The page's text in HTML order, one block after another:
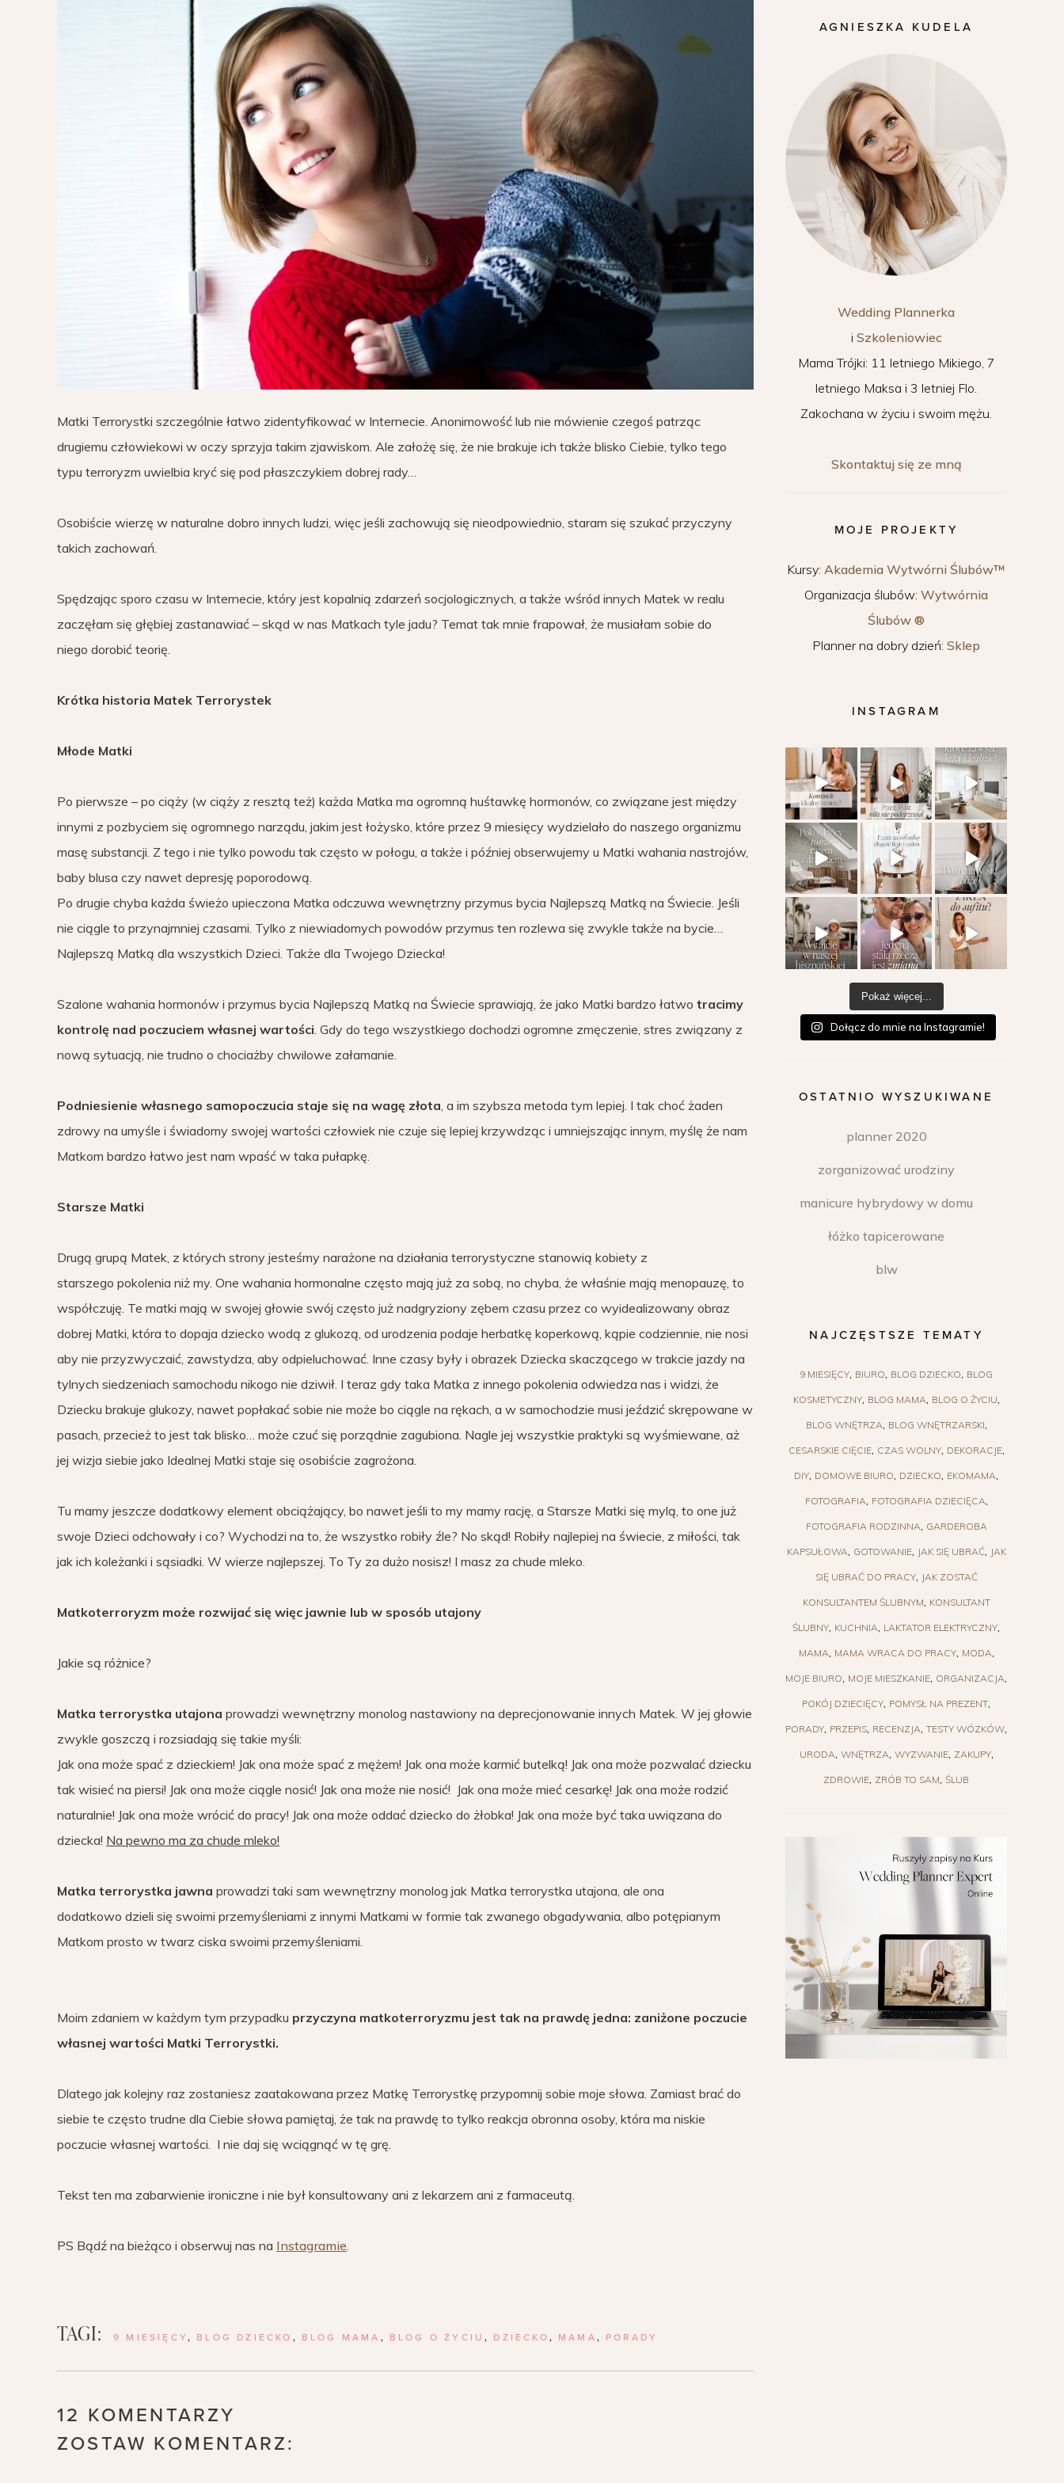
POMYSŁ NA BIZNESOGRÓD NA CO DZIEŃMODA DZIECIĘCA
POKÓJ DZIECIĘCY
PORADY DLA RODZICÓW
ROZSZERZANIE DIETY
WÓZKI DZIECIĘCE
WAKACJE Z DZIEĆMI
WYPRAWKA
ROZWÓJ OSOBISTY
URODA
ZDROWIE
Matki Terrorystki szczególnie łatwo zidentyfikować w Internecie. Anonimowość lub nie mówienie czegoś patrząc
drugiemu człowiekowi w oczy sprzyja takim zjawiskom. Ale założę się, że nie brakuje ich także blisko Ciebie, tylko tego
typu terroryzm uwielbia kryć się pod płaszczykiem dobrej rady…
Osobiście wierzę w naturalne dobro innych ludzi, więc jeśli zachowują się nieodpowiednio, staram się szukać przyczyny
takich zachowań.
Spędzając sporo czasu w Internecie, który jest kopalnią zdarzeń socjologicznych, a także wśród innych Matek w realu
zaczęłam się głębiej zastanawiać – skąd w nas Matkach tyle jadu? Temat tak mnie frapował, że musiałam sobie do
niego dorobić teorię.
Krótka historia Matek Terrorystek
Młode Matki
Po pierwsze – po ciąży (w ciąży z resztą też) każda Matka ma ogromną huśtawkę hormonów, co związane jest między
innymi z pozbyciem się ogromnego narządu, jakim jest łożysko, które przez 9 miesięcy wydzielało do naszego organizmu
masę substancji. Z tego i nie tylko powodu tak często w połogu, a także i później obserwujemy u Matki wahania nastrojów,
baby blusa czy nawet depresję poporodową.
Po drugie chyba każda świeżo upieczona Matka odczuwa wewnętrzny przymus bycia Najlepszą Matką na Świecie. Jeśli
nie ciągle to przynajmniej czasami. Tylko z niewiadomych powodów przymus ten rozlewa się zwykle także na bycie…
Najlepszą Matką dla wszystkich Dzieci. Także dla Twojego Dziecka!
Szalone wahania hormonów i przymus bycia Najlepszą Matką na Świecie sprawiają, że jako Matki bardzo łatwo tracimy
kontrolę nad poczuciem własnej wartości . Gdy do tego wszystkiego dochodzi ogromne zmęczenie, stres związany z
nową sytuacją, nie trudno o chociażby chwilowe załamanie.
Podniesienie własnego samopoczucia staje się na wagę złota , a im szybsza metoda tym lepiej. I tak choć żaden
zdrowy na umyśle i świadomy swojej wartości człowiek nie czuje się lepiej krzywdząc i umniejszając innym, myślę że nam
Matkom bardzo łatwo jest nam wpaść w taka pułapkę.
Starsze Matki
Drugą grupą Matek, z których strony jesteśmy narażone na działania terrorystyczne stanowią kobiety z
starszego pokolenia niż my. One wahania hormonalne często mają już za sobą, no chyba, że właśnie mają menopauzę, to
współczuję. Te matki mają w swojej głowie swój często już nadgryziony zębem czasu przez co wyidealizowany obraz
dobrej Matki, która to dopaja dziecko wodą z glukozą, od urodzenia podaje herbatkę koperkową, kąpie codziennie, nie nosi
aby nie przyzwyczaić, zawstydza, aby odpieluchować. Inne czasy były i obrazek Dziecka skaczącego w trakcie jazdy na
tylnych siedzeniach samochodu nikogo nie dziwił. I teraz gdy taka Matka z innego pokolenia odwiedza nas i widzi, że
Dziecku brakuje glukozy, nawet popłakać sobie nie może bo ciągle na rękach, a w samochodzie musi jeździć skrępowane w
pasach, przecież to jest tak blisko… może czuć się porządnie zagubiona. Nagle jej wszystkie praktyki są wyśmiewane, aż
jej wizja siebie jako Idealnej Matki staje się osobiście zagrożona.
Tu mamy jeszcze dodatkowy element obciążający, bo nawet jeśli to my mamy rację, a Starsze Matki się mylą, to one już
swoje Dzieci odchowały i co? Wychodzi na to, że wszystko robiły źle? No skąd! Robiły najlepiej na świecie, z miłości, tak
jak ich koleżanki i sąsiadki. W wierze najlepszej. To Ty za dużo nosisz! I masz za chude mleko.
Matkoterroryzm może rozwijać się więc jawnie lub w sposób utajony
Jakie są różnice?
Matka terrorystka utajona prowadzi wewnętrzny monolog nastawiony na deprecjonowanie innych Matek. W jej głowie
zwykle goszczą i rozsiadają się takie myśli:
Jak ona może spać z dzieckiem! Jak ona może spać z mężem! Jak ona może karmić butelką! Jak ona może pozwalać dziecku
tak wisieć na piersi! Jak ona może ciągle nosić! Jak ona może nie nosić! Jak ona może mieć cesarkę! Jak ona może rodzić
naturalnie! Jak ona może wrócić do pracy! Jak ona może oddać dziecko do żłobka! Jak ona może być taka uwiązana do
dziecka! Na pewno ma za chude mleko!
Matka terrorystka jawna prowadzi taki sam wewnętrzny monolog jak Matka terrorystka utajona, ale ona
dodatkowo dzieli się swoimi przemyśleniami z innymi Matkami w formie tak zwanego obgadywania, albo potępianym
Matkom prosto w twarz ciska swoimi przemyśleniami.
Moim zdaniem w każdym tym przypadku przyczyna matkoterroryzmu jest tak na prawdę jedna: zaniżone poczucie
własnej wartości Matki Terrorystki.
Dlatego jak kolejny raz zostaniesz zaatakowana przez Matkę Terrorystkę przypomnij sobie moje słowa. Zamiast brać do
siebie te często trudne dla Ciebie słowa pamiętaj, że tak na prawdę to tylko reakcja obronna osoby, która ma niskie
poczucie własnej wartości. I nie daj się wciągnąć w tę grę.
Tekst ten ma zabarwienie ironiczne i nie był konsultowany ani z lekarzem ani z farmaceutą.
PS Bądź na bieżąco i obserwuj nas na Instagramie
TAGI: 9 MIESIĘCY , BLOG DZIECKO , BLOG MAMA , BLOG O ŻYCIU , DZIECKO , MAMA , PORADY
12 KOMENTARZY
ZOSTAW KOMENTARZ:
AGNIESZKA KUDELA
Wedding Plannerka
i Szkoleniowiec
Mama Trójki: 11 letniego Mikiego, 7
letniego Maksa i 3 letniej Flo.
Zakochana w życiu i swoim mężu.
Skontaktuj się ze mną
MOJE PROJEKTY
Kursy: Akademia Wytwórni Ślubów™
Organizacja ślubów: Wytwórnia
Ślubów ®
Planner na dobry dzień: Sklep
INSTAGRAM
Pokaż więcej...
Dołącz do mnie na Instagramie!
OSTATNIO WYSZUKIWANE
planner 2020
zorganizować urodziny
manicure hybrydowy w domu
łóżko tapicerowane
blw
NAJCZĘSTSZE TEMATY
9 MIESIĘCY BIURO BLOG DZIECKO BLOG
KOSMETYCZNY BLOG MAMA BLOG O ŻYCIU
BLOG WNĘTRZA BLOG WNĘTRZARSKI
CESARSKIE CIĘCIE CZAS WOLNY DEKORACJE
DIY DOMOWE BIURO DZIECKO EKOMAMA
FOTOGRAFIA FOTOGRAFIA DZIECIĘCA
FOTOGRAFIA RODZINNA GARDEROBA
KAPSUŁOWA GOTOWANIE JAK SIĘ UBRAĆ JAK
SIĘ UBRAĆ DO PRACY JAK ZOSTAĆ
KONSULTANTEM ŚLUBNYM KONSULTANT
ŚLUBNY KUCHNIA LAKTATOR ELEKTRYCZNY
MAMA MAMA WRACA DO PRACY MODA
MOJE BIURO MOJE MIESZKANIE ORGANIZACJA
POKÓJ DZIECIĘCY POMYSŁ NA PREZENT
PORADY PRZEPIS RECENZJA TESTY WÓZKÓW
URODA WNĘTRZA WYZWANIE ZAKUPY
ZDROWIE ZRÓB TO SAM ŚLUB